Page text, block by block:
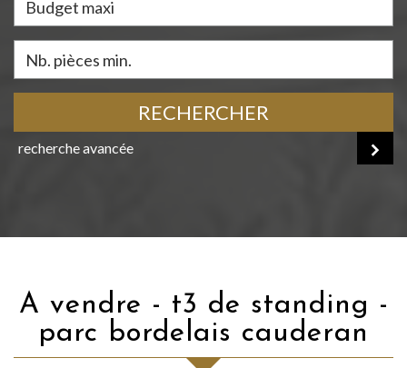
RECHERCHER
recherche avancée
a vendre - t3 de standing -
parc bordelais cauderan